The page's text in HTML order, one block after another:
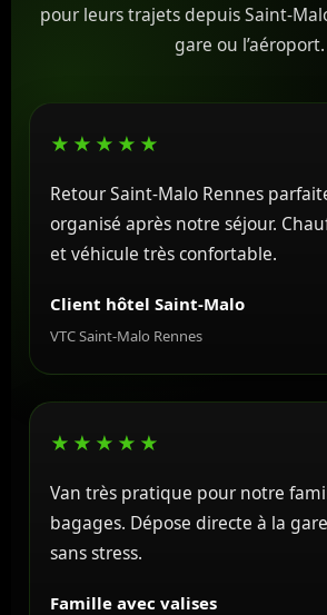
pour leurs trajets depuis Saint-
gare ou l’aéroport.
★★★★★
Retour Saint-Malo Rennes
organisé après notre séjour.
et véhicule très confortable.
Client hôtel Saint-Malo
VTC Saint-Malo Rennes
★★★★★
Van très pratique pour notre
bagages. Dépose directe à la
sans stress.
Famille avec valises